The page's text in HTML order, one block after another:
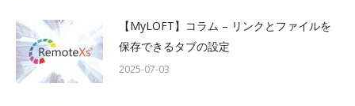
【MyLOFT】コラム – リンクとファイルを
保存できるタブの設定
2025-07-03